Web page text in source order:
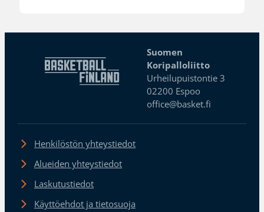
Suomen
Koripalloliitto
Urheilupuistontie 3
02200 Espoo
office@basket.fi
Henkilöstön yhteystiedot
Alueiden yhteystiedot
Laskutustiedot
Käyttöehdot ja tietosuoja